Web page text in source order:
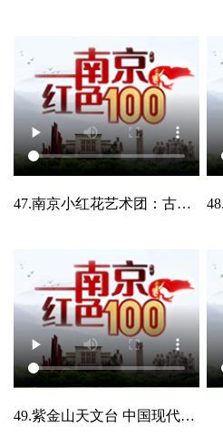
47.南京小红花艺术团：古都绽放的艺术之花.mp4
49.紫金山天文台 中国现代天文的摇篮.mp4